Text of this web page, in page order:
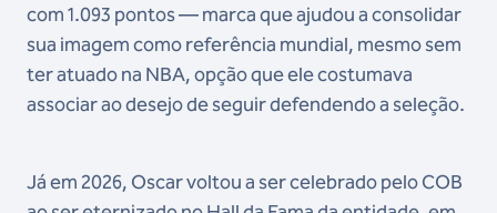
com 1.093 pontos — marca que ajudou a consolidar
sua imagem como referência mundial, mesmo sem
ter atuado na NBA, opção que ele costumava
associar ao desejo de seguir defendendo a seleção.
Já em 2026, Oscar voltou a ser celebrado pelo COB